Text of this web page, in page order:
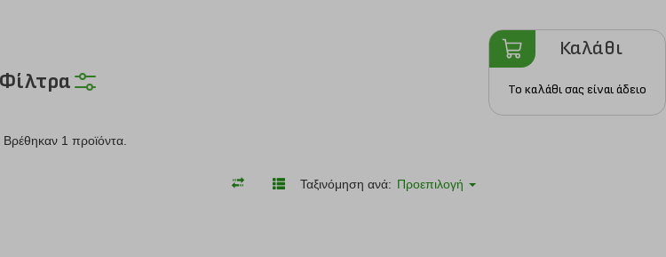
Φίλτρα
Βρέθηκαν 1 προϊόντα.
Ταξινόμηση ανά: Προεπιλογή
Καλάθι
Το καλάθι σας είναι άδειο